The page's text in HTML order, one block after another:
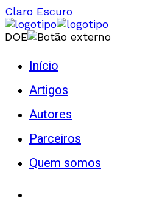
Claro Escuro
DOE
Início
Artigos
Autores
Parceiros
Quem somos